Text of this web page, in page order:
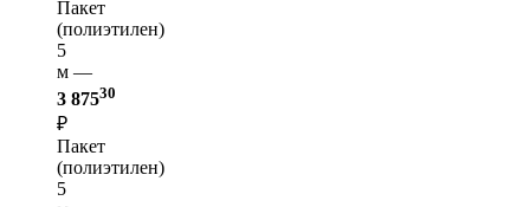
Пакет
(полиэтилен)
5
м —
3 87530
₽
Пакет
(полиэтилен)
5